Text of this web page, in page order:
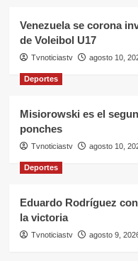
Venezuela se corona
de Voleibol U17
Tvnoticiastv agosto 10,
Deportes
Misiorowski es el
ponches
Tvnoticiastv agosto 10,
Deportes
Eduardo Rodríguez
la victoria
Tvnoticiastv agosto 9,